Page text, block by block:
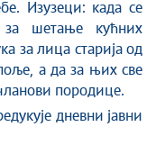
Изузеци: када се
шетање кућних
за лица старија од
а да за њих све
породице.
дневни јавни